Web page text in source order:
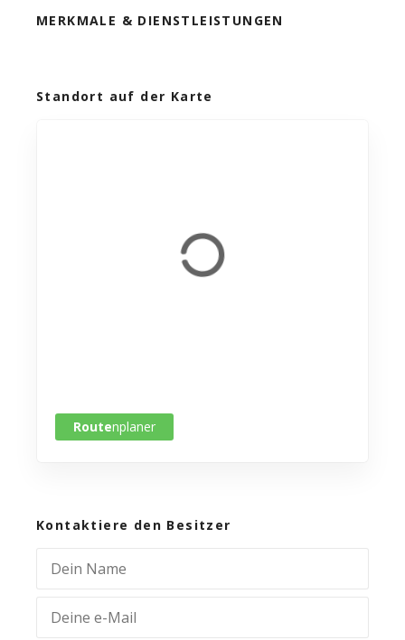
MERKMALE & DIENSTLEISTUNGEN
Standort auf der Karte
Routenplaner
Kontaktiere den Besitzer